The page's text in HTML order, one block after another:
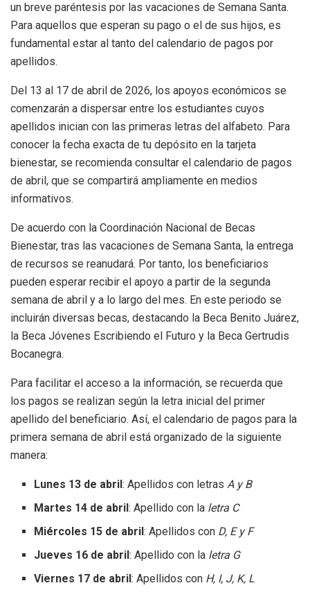
un breve paréntesis por las vacaciones de Semana Santa.
Para aquellos que esperan su pago o el de sus hijos, es
fundamental estar al tanto del calendario de pagos por
apellidos.
Del 13 al 17 de abril de 2026, los apoyos económicos se
comenzarán a dispersar entre los estudiantes cuyos
apellidos inician con las primeras letras del alfabeto. Para
conocer la fecha exacta de tu depósito en la tarjeta
bienestar, se recomienda consultar el calendario de pagos
de abril, que se compartirá ampliamente en medios
informativos.
De acuerdo con la Coordinación Nacional de Becas
Bienestar, tras las vacaciones de Semana Santa, la entrega
de recursos se reanudará. Por tanto, los beneficiarios
pueden esperar recibir el apoyo a partir de la segunda
semana de abril y a lo largo del mes. En este periodo se
incluirán diversas becas, destacando la Beca Benito Juárez,
la Beca Jóvenes Escribiendo el Futuro y la Beca Gertrudis
Bocanegra.
Para facilitar el acceso a la información, se recuerda que
los pagos se realizan según la letra inicial del primer
apellido del beneficiario. Así, el calendario de pagos para la
primera semana de abril está organizado de la siguiente
manera:
Lunes 13 de abril: Apellidos con letrasA y B
Martes 14 de abril: Apellido con la letra C
Miércoles 15 de abril: Apellidos con D, E y F
Jueves 16 de abril: Apellido con la letra G
Viernes 17 de abril: Apellidos con H, I, J, K, L